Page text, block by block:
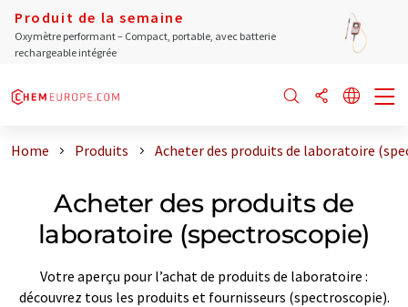
Produit de la semaine
Oxymètre performant – Compact, portable, avec batterie
rechargeable intégrée
Home Produits Acheter des produits de laboratoire
Acheter des produits de
laboratoire (spectroscopie)
Votre aperçu pour l’achat de produits de laboratoire :
découvrez tous les produits et fournisseurs (spectroscopie).